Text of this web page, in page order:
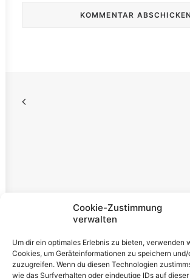
Cookie-Zustimmung
verwalten
Um dir ein optimales Erlebnis zu bieten, verwenden
Cookies, um Geräteinformationen zu speichern
zuzugreifen. Wenn du diesen Technologien
wie das Surfverhalten oder eindeutige IDs auf
Rechtliches
Datenschutzerklärung
Cookie-Richtlinie (EU)